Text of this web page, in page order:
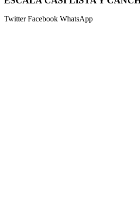
TwitterFacebook WhatsApp